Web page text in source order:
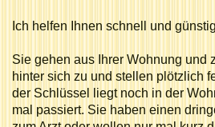
Ich helfen Ihnen schnell und
Sie gehen aus Ihrer Wohnung und
hinter sich zu und stellen plötzlich
der Schlüssel liegt noch in der
mal passiert. Sie haben einen